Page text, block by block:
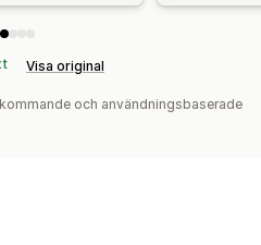
Visa original
och användningsbaserade